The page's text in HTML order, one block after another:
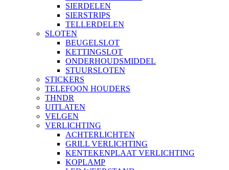
SIERDELEN
SIERSTRIPS
TELLERDELEN
SLOTEN
BEUGELSLOT
KETTINGSLOT
ONDERHOUDSMIDDEL
STUURSLOTEN
STICKERS
TELEFOON HOUDERS
THNDR
UITLATEN
VELGEN
VERLICHTING
ACHTERLICHTEN
GRILL VERLICHTING
KENTEKENPLAAT VERLICHTING
KOPLAMP